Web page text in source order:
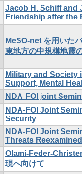
Jacob H. Schiff and
Friendship after the
MeSO-net を用いた
東地方の中規模地震
Military and Society
Support, Mental
NDA-FOI joint
NDA‐FOI Joint
Security
NDA‐FOI Joint
Threats Reexamined
Olami-Feder-
現へ向けて